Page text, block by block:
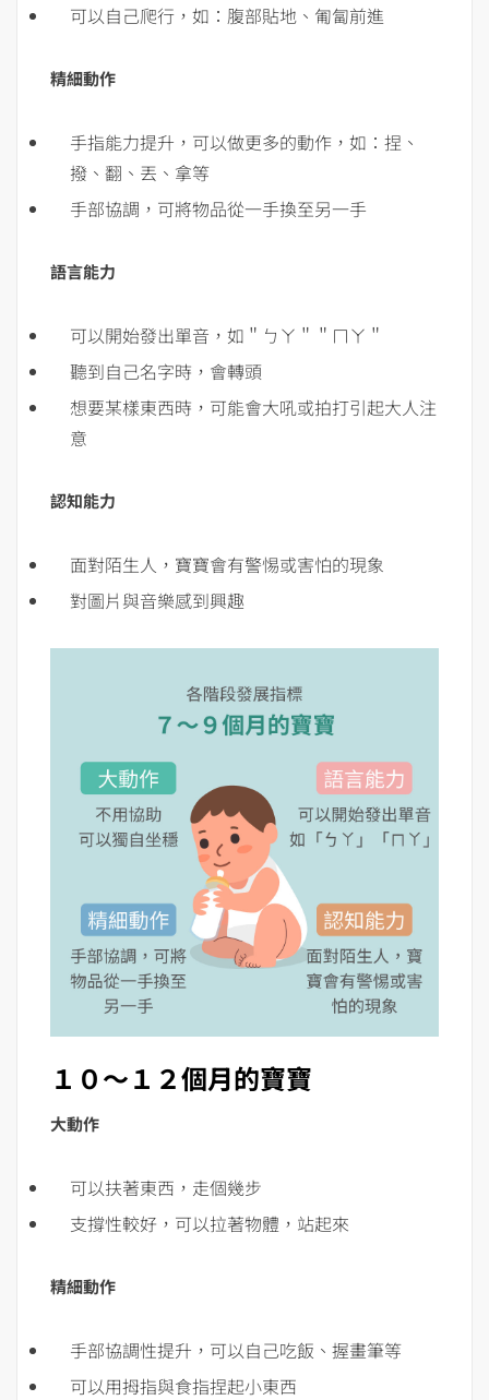
可以自己爬行，如：腹部貼地、匍匐前進
精細動作
手指能力提升，可以做更多的動作，如：捏、
撥、翻、丟、拿等
手部協調，可將物品從一手換至另一手
語言能力
可以開始發出單音，如＂ㄅㄚ＂＂ㄇㄚ＂
聽到自己名字時，會轉頭
想要某樣東西時，可能會大吼或拍打引起大人注
意
認知能力
面對陌生人，寶寶會有警惕或害怕的現象
對圖片與音樂感到興趣
１０～１２個月的寶寶
大動作
可以扶著東西，走個幾步
支撐性較好，可以拉著物體，站起來
精細動作
手部協調性提升，可以自己吃飯、握畫筆等
可以用拇指與食指捏起小東西